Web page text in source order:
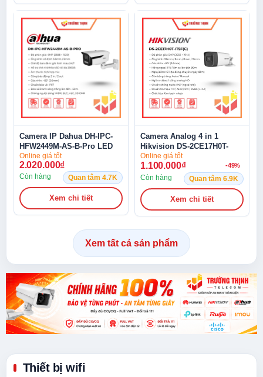
Camera IP Dahua DH-IPC-
HFW2449M-AS-B-Pro LED
4MP
Online giá tốt
2.020.000₫
Còn hàng Quan tâm 4.7K
Xem chi tiết
Camera Analog 4 in 1
Hikvision DS-2CE17H0T-
IT5F(C) 5MP
Online giá tốt
1.100.000₫ -49%
Còn hàng Quan tâm 6.9K
Xem chi tiết
Xem tất cả sản phẩm
Thiết bị wifi